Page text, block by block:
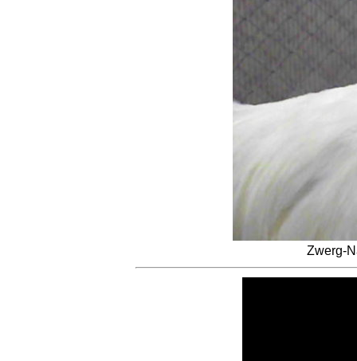
Zwerg-